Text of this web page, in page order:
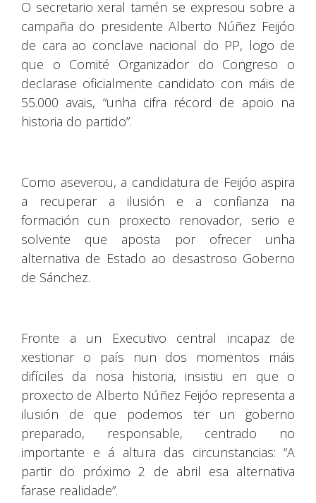
O secretario xeral tamén se expresou sobre a
campaña do presidente Alberto Núñez Feijóo
de cara ao conclave nacional do PP, logo de
que o Comité Organizador do Congreso o
declarase oficialmente candidato con máis de
55.000 avais, “unha cifra récord de apoio na
historia do partido”.
Como aseverou, a candidatura de Feijóo aspira
a recuperar a ilusión e a confianza na
formación cun proxecto renovador, serio e
solvente que aposta por ofrecer unha
alternativa de Estado ao desastroso Goberno
de Sánchez.
Fronte a un Executivo central incapaz de
xestionar o país nun dos momentos máis
difíciles da nosa historia, insistiu en que o
proxecto de Alberto Núñez Feijóo representa a
ilusión de que podemos ter un goberno
preparado, responsable, centrado no
importante e á altura das circunstancias: “A
partir do próximo 2 de abril esa alternativa
farase realidade”.